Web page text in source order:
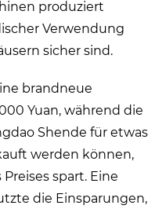
produziert
Verwendung
sicher sind.
brandneue
Yuan, während die
Shende für etwas
werden können,
spart. Eine
die Einsparungen,